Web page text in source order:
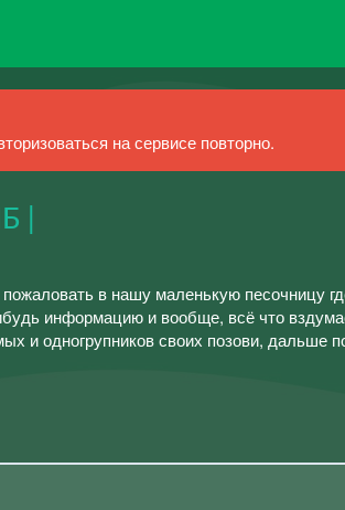
на сервисе повторно.
|
в нашу маленькую песочницу
информацию и вообще, всё что
и одногрупников своих позови, дальше